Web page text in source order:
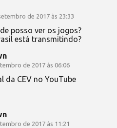
de 2017 às 23:33
posso ver os jogos?
está transmitindo?
de 2017 às 06:06
da CEV no YouTube
de 2017 às 11:21